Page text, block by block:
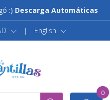
:) Descarga Automáticas
| English
0